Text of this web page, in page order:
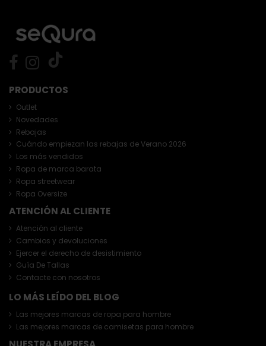
PRODUCTOS
Outlet
Novedades
Rebajas
Cuándo empiezan las rebajas de Verano 2026
Los más vendidos
Ropa de marca barata
Ropa streetwear
Ropa Oversize
ATENCIÓN AL CLIENTE
Atención al cliente
Cambios y devoluciones
Ejercer el derecho de desistimiento
Guía De Tallas
Contacte con nosotros
LO MÁS LEÍDO DEL BLOG
Las mejores marcas de ropa para hombre
Las mejores marcas de camisetas para hombre